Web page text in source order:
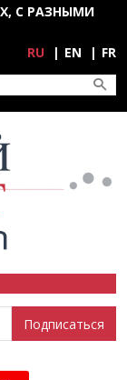
С РАЗНЫМИ
RU EN FR